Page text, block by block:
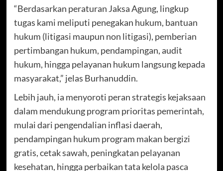
“Berdasarkan peraturan Jaksa Agung, lingkup
tugas kami meliputi penegakan hukum, bantuan
hukum (litigasi maupun non litigasi), pemberian
pertimbangan hukum, pendampingan, audit
hukum, hingga pelayanan hukum langsung kepada
masyarakat,” jelas Burhanuddin.
Lebih jauh, ia menyoroti peran strategis kejaksaan
dalam mendukung program prioritas pemerintah,
mulai dari pengendalian inflasi daerah,
pendampingan hukum program makan bergizi
gratis, cetak sawah, peningkatan pelayanan
kesehatan, hingga perbaikan tata kelola pasca